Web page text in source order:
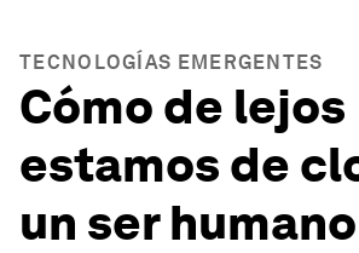
TECNOLOGÍAS EMERGENTES
Cómo de lejos
estamos de
un ser humano